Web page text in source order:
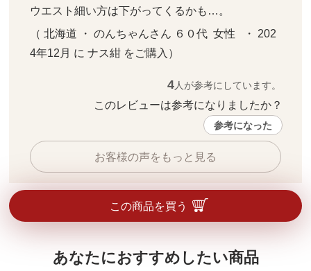
ウエスト細い方は下がってくるかも…。
（ 北海道 ・ のんちゃんさん ６０代  女性   ・ 202
4年12月 に ナス紺 をご購入）
4人が参考にしています。
このレビューは参考になりましたか？
参考になった
お客様の声をもっと見る
この商品を買う
あなたにおすすめしたい商品